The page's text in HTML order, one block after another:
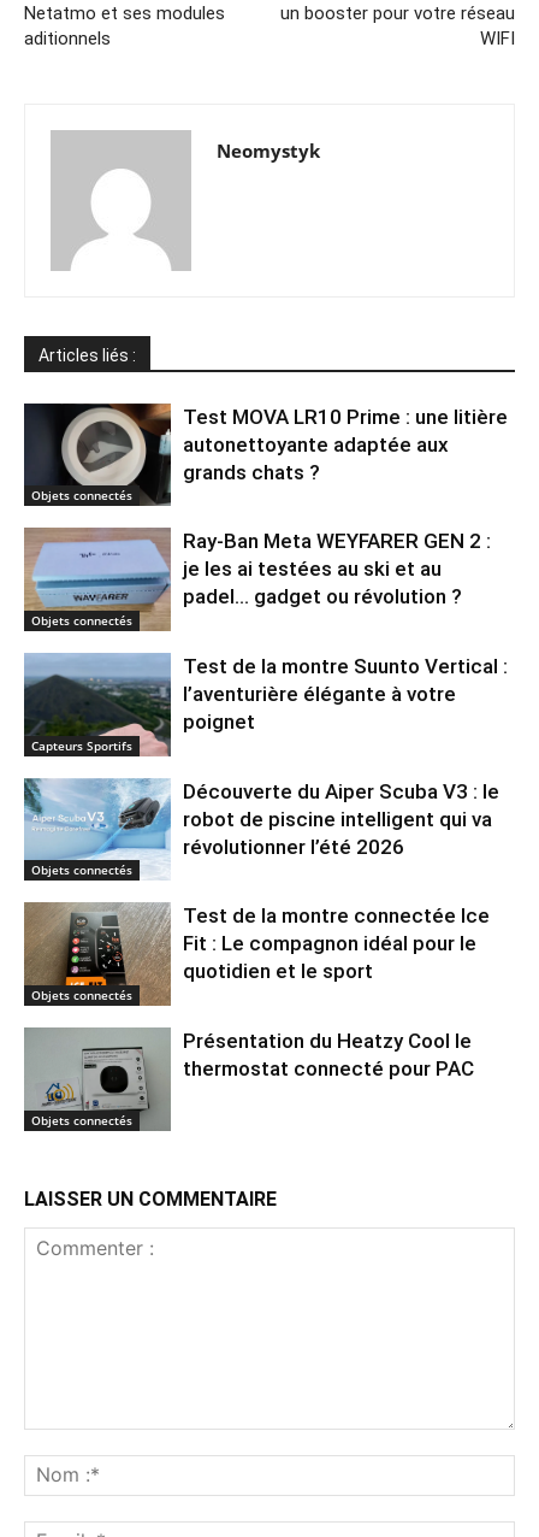
Netatmo et ses modules
aditionnels
un booster pour votre réseau
WIFI
Neomystyk
Articles liés :
Objets connectés
Test MOVA LR10 Prime : une litière
autonettoyante adaptée aux
grands chats ?
Objets connectés
Ray-Ban Meta WEYFARER GEN 2 :
je les ai testées au ski et au
padel… gadget ou révolution ?
Capteurs Sportifs
Test de la montre Suunto Vertical :
l’aventurière élégante à votre
poignet
Objets connectés
Découverte du Aiper Scuba V3 : le
robot de piscine intelligent qui va
révolutionner l’été 2026
Objets connectés
Test de la montre connectée Ice
Fit : Le compagnon idéal pour le
quotidien et le sport
Objets connectés
Présentation du Heatzy Cool le
thermostat connecté pour PAC
LAISSER UN COMMENTAIRE
:*